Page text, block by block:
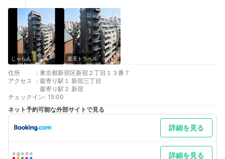
じゃらん 楽天トラベル
住所 : 東京都新宿区新宿２丁目１３番７
アクセス
: 最寄り駅１ 新宿三丁目
最寄り駅２ 新宿
チェックイン: 15:00
ネット予約可能な外部サイトで見る
詳細を見る
詳細を見る